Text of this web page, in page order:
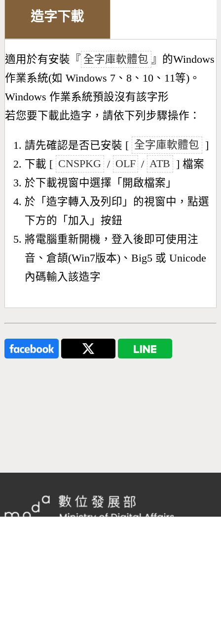
造字下載
適用於有安裝『 全字庫軟體包 』的Windows
作業系統(如 Windows 7、8、10、11等)。
Windows 作業系統預設沒有該字形
若您要下載此造字，請依下列步驟操作：
請先確認是否已安裝 [ 全字庫軟體包 ]
下載 [ CNSPKG / OLF / ATB ] 檔案
於下載視窗中選擇「開啟檔案」
於「造字轉入及列印」的視窗中，點選
下方的「加入」按鈕
將電腦重新開機，登入後即可使用注
音、倉頡(Win7版本)、Big5 或 Unicode
內碼輸入該造字